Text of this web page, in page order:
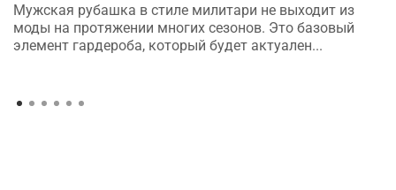
Мужская рубашка в стиле милитари не выходит из
моды на протяжении многих сезонов. Это базовый
элемент гардероба, который будет актуален...